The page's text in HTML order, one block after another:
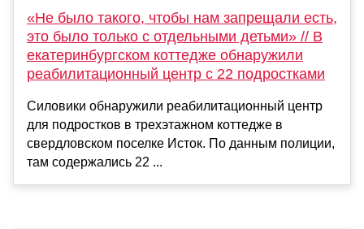
«Не было такого, чтобы нам запрещали есть,
это было только с отдельными детьми» // В
екатеринбургском коттедже обнаружили
реабилитационный центр с 22 подростками
Силовики обнаружили реабилитационный центр
для подростков в трехэтажном коттедже в
свердловском поселке Исток. По данным полиции,
там содержались 22 ...